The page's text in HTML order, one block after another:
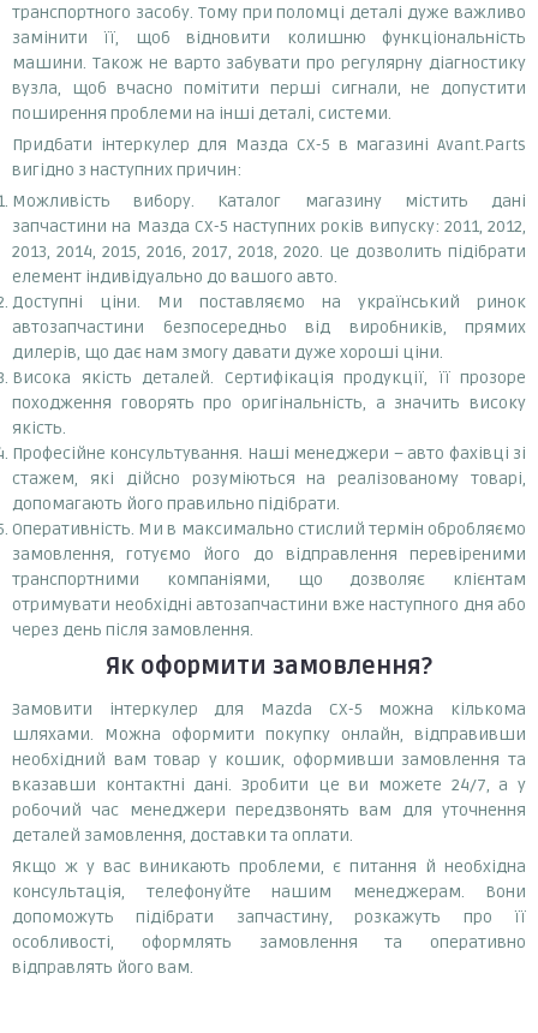
транспортного засобу. Тому при поломці деталі дуже важливо
замінити її, щоб відновити колишню функціональність
машини. Також не варто забувати про регулярну діагностику
вузла, щоб вчасно помітити перші сигнали, не допустити
поширення проблеми на інші деталі, системи.
Придбати інтеркулер для Мазда СХ-5 в магазині Avant.Parts
вигідно з наступних причин:
Можливість вибору. Каталог магазину містить дані
запчастини на Мазда СХ-5 наступних років випуску: 2011, 2012,
2013, 2014, 2015, 2016, 2017, 2018, 2020. Це дозволить підібрати
елемент індивідуально до вашого авто.
Доступні ціни. Ми поставляємо на український ринок
автозапчастини безпосередньо від виробників, прямих
дилерів, що дає нам змогу давати дуже хороші ціни.
Висока якість деталей. Сертифікація продукції, її прозоре
походження говорять про оригінальність, а значить високу
якість.
Професійне консультування. Наші менеджери – авто фахівці зі
стажем, які дійсно розуміються на реалізованому товарі,
допомагають його правильно підібрати.
Оперативність. Ми в максимально стислий термін обробляємо
замовлення, готуємо його до відправлення перевіреними
транспортними компаніями, що дозволяє клієнтам
отримувати необхідні автозапчастини вже наступного дня або
через день після замовлення.
Як оформити замовлення?
Замовити інтеркулер для Mazda CX-5 можна кількома
шляхами. Можна оформити покупку онлайн, відправивши
необхідний вам товар у кошик, оформивши замовлення та
вказавши контактні дані. Зробити це ви можете 24/7, а у
робочий час менеджери передзвонять вам для уточнення
деталей замовлення, доставки та оплати.
Якщо ж у вас виникають проблеми, є питання й необхідна
консультація, телефонуйте нашим менеджерам. Вони
допоможуть підібрати запчастину, розкажуть про її
особливості, оформлять замовлення та оперативно
відправлять його вам.